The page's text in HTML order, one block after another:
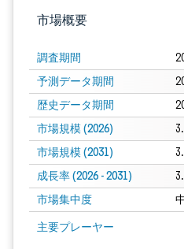
市場概要
調査期間
予測データ期間
歴史データ期間
市場規模 (2026)
市場規模 (2031)
成長率 (2026 - 2031)
市場集中度
主要プレーヤー
画像 © Mordor Intelligence。再利用